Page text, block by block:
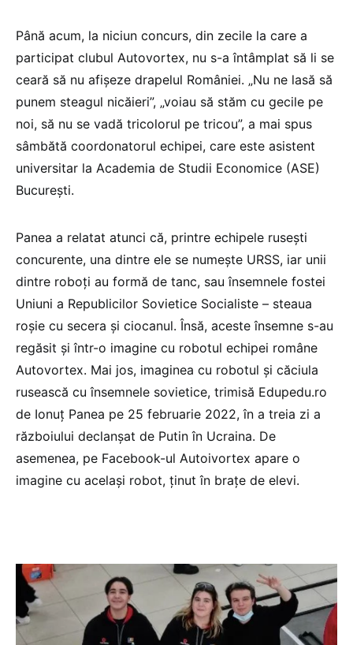
Până acum, la niciun concurs, din zecile la care a
participat clubul Autovortex, nu s-a întâmplat să li se
ceară să nu afișeze drapelul României. „Nu ne lasă să
punem steagul nicăieri”, „voiau să stăm cu gecile pe
noi, să nu se vadă tricolorul pe tricou”, a mai spus
sâmbătă coordonatorul echipei, care este asistent
universitar la Academia de Studii Economice (ASE)
București.
Panea a relatat atunci că, printre echipele rusești
concurente, una dintre ele se numește URSS, iar unii
dintre roboți au formă de tanc, sau însemnele fostei
Uniuni a Republicilor Sovietice Socialiste – steaua
roșie cu secera și ciocanul. Însă, aceste însemne s-au
regăsit și într-o imagine cu robotul echipei române
Autovortex. Mai jos, imaginea cu robotul și căciula
rusească cu însemnele sovietice, trimisă Edupedu.ro
de Ionuț Panea pe 25 februarie 2022, în a treia zi a
războiului declanșat de Putin în Ucraina. De
asemenea, pe Facebook-ul Autoivortex apare o
imagine cu același robot, ținut în brațe de elevi.